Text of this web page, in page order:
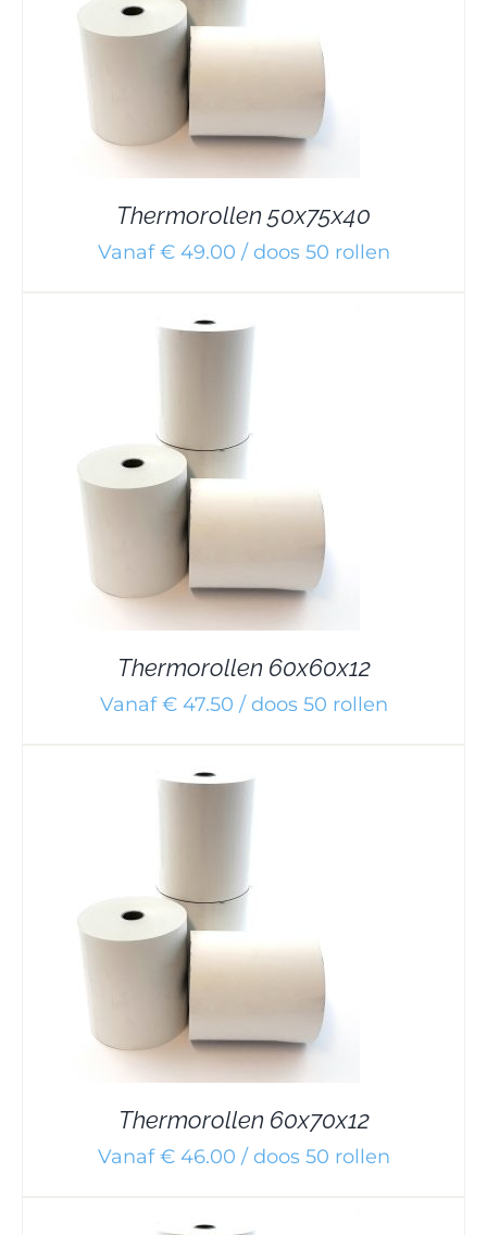
Thermorollen 50x75x40
Vanaf € 49.00 / doos 50 rollen
Thermorollen 60x60x12
Vanaf € 47.50 / doos 50 rollen
Thermorollen 60x70x12
Vanaf € 46.00 / doos 50 rollen